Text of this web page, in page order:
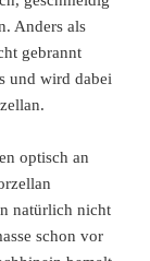
Anders als
gebrannt
und wird dabei
optisch an
natürlich nicht
schon vor